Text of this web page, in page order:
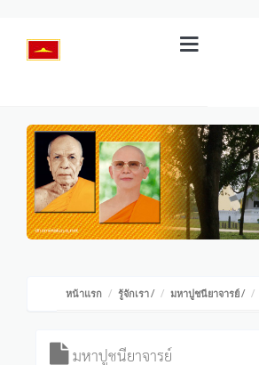
หน้าแรก รู้จักเรา/ มหาปูชนียาจารย์/
มหาปูชนียาจารย์